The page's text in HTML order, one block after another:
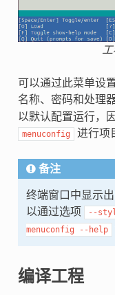
可以通过此菜单设
名称、密码和处理
以默认配置运行，
menuconfig 进行项
备注
终端窗口中显示
以通过选项
--
menuconfig
--help
编译工程